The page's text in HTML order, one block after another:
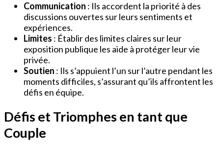
Communication : Ils accordent la priorité à des
discussions ouvertes sur leurs sentiments et
expériences.
Limites : Établir des limites claires sur leur
exposition publique les aide à protéger leur vie
privée.
Soutien : Ils s’appuient l’un sur l’autre pendant les
moments difficiles, s’assurant qu’ils affrontent les
défis en équipe.
Défis et Triomphes en tant que
Couple